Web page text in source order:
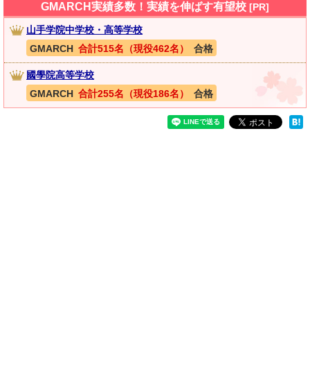
GMARCH実績多数！実績を伸ばす有望校 [PR]
山手学院中学校・高等学校
GMARCH 合計515名（現役462名） 合格
國學院高等学校
GMARCH 合計255名（現役186名） 合格